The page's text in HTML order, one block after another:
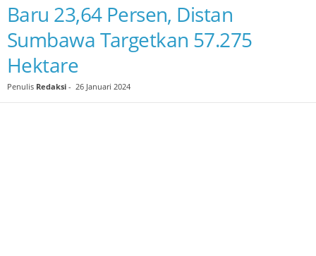
Baru 23,64 Persen, Distan
Sumbawa Targetkan 57.275
Hektare
Penulis Redaksi - 26 Januari 2024